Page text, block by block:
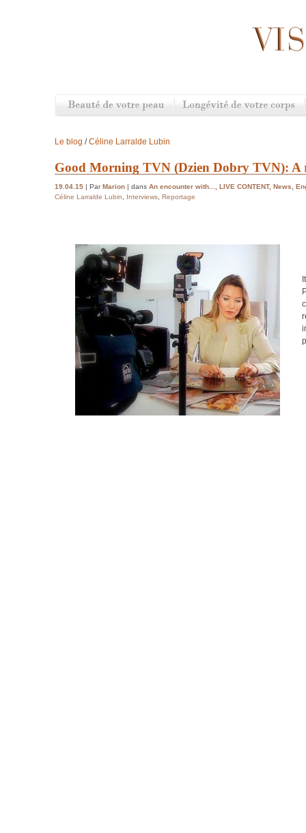
Le blog /Céline Larralde Lubin
Good Morning TVN (Dzien Dobry TVN):
19.04.15 | ParMarion | dans An encounter with..., LIVE CONTENT, News,
Céline Larralde Lubin, Interviews, Reportage